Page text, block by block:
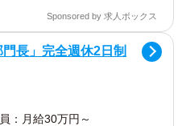
Sponsored by 求人ボックス
長」完全週休2日制
：月給30万円～